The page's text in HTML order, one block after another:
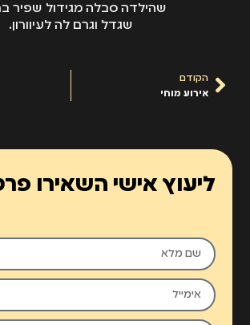
שהילדה סבלה מגידול שפיר
שגדל וגרם לה לעיוורון.
הקודם
אירוע מוחי
ליעוץ אישי השאירו